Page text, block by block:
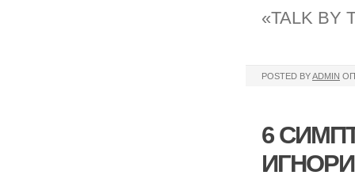
«TALK BY
POSTED BYADMIN
6